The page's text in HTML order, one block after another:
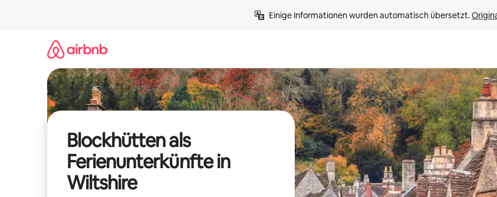
Einige Informationen wurden automatisch übersetzt.
Blockhütten als
Ferienunterkünfte in
Wiltshire